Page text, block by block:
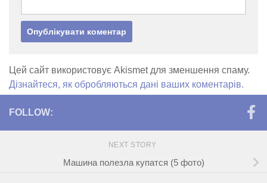
Цей сайт використовує Akismet для зменшення спаму.
Дізнайтеся, як обробляються дані ваших коментарів.
FOLLOW:
NEXT STORY
Машина полезла купатся (5 фото)